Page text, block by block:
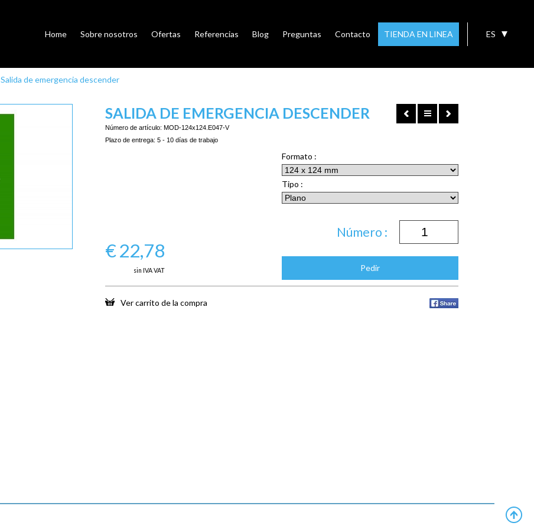
ES
Home Sobre nosotros Ofertas Referencias Blog Preguntas Contacto TIENDA EN LINEA
Salida de emergencia descender
SALIDA DE EMERGENCIA DESCENDER
Número de artículo: MOD-124x124.E047-V
Plazo de entrega: 5 - 10 días de trabajo
€22,78
sin IVA VAT
Formato :
Tipo :
Número :
Pedir
Ver carrito de la compra